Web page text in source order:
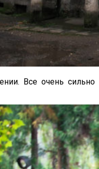
Все очень сильно